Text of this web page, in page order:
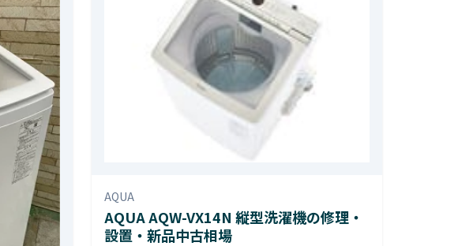
AQUA
AQUA AQW-VX14N 縦型洗濯機の修理・
設置・新品中古相場